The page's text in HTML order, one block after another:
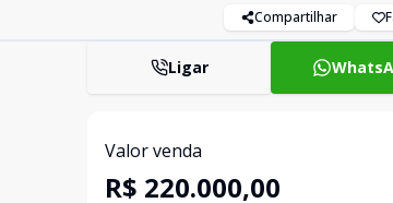
Compartilhar
Ligar
Valor venda
R$ 220.000,00